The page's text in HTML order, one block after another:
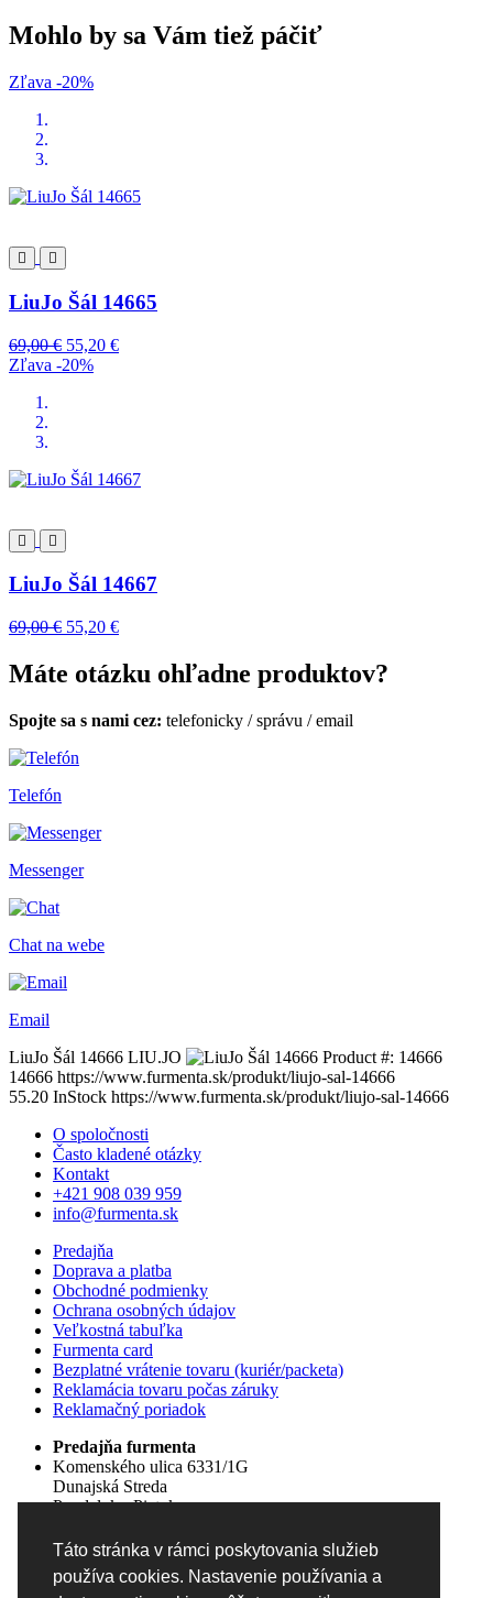
Táto stránka v rámci poskytovania služieb
používa cookies. Nastavenie používania a
Mohlo by sa Vám tiež páčiť
Zľava -20%
LiuJo Šál 14665
69,00 € 55,20 €
Zľava -20%
LiuJo Šál 14667
69,00 € 55,20 €
Máte otázku ohľadne produktov?
Spojte sa s nami cez: telefonicky /správu /email
Telefón
Messenger
Chat na webe
Email
LiuJo Šál 14666 LIU.JO Product #: 14666
14666 https://www.furmenta.sk/produkt/liujo-sal-14666
55.20 InStock https://www.furmenta.sk/produkt/liujo-sal-14666
O spoločnosti
Často kladené otázky
Kontakt
+421 908 039 959
info@furmenta.sk
Predajňa
Doprava a platba
Obchodné podmienky
Ochrana osobných údajov
Veľkostná tabuľka
Furmenta card
Bezplatné vrátenie tovaru (kuriér/packeta)
Reklamácia tovaru počas záruky
Reklamačný poriadok
Predajňa furmenta
Komenského ulica 6331/1G
Dunajská Streda
Pondelok - Piatok
Sobota
09:00 - 12:00
Nedeľa